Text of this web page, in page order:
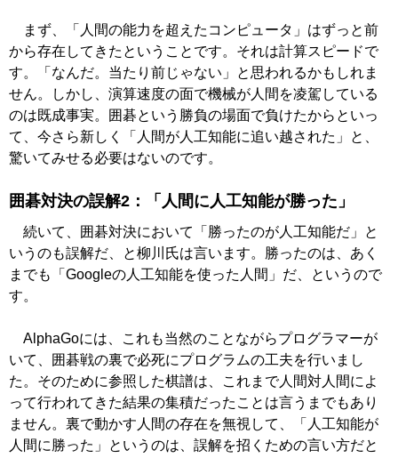
まず、「人間の能力を超えたコンピュータ」はずっと前
から存在してきたということです。それは計算スピードで
す。「なんだ。当たり前じゃない」と思われるかもしれま
せん。しかし、演算速度の面で機械が人間を凌駕している
のは既成事実。囲碁という勝負の場面で負けたからといっ
て、今さら新しく「人間が人工知能に追い越された」と、
驚いてみせる必要はないのです。
囲碁対決の誤解2：「人間に人工知能が勝った」
続いて、囲碁対決において「勝ったのが人工知能だ」と
いうのも誤解だ、と柳川氏は言います。勝ったのは、あく
までも「Googleの人工知能を使った人間」だ、というので
す。
AlphaGoには、これも当然のことながらプログラマーが
いて、囲碁戦の裏で必死にプログラムの工夫を行いまし
た。そのために参照した棋譜は、これまで人間対人間によ
って行われてきた結果の集積だったことは言うまでもあり
ません。裏で動かす人間の存在を無視して、「人工知能が
人間に勝った」というのは、誤解を招くための言い方だと